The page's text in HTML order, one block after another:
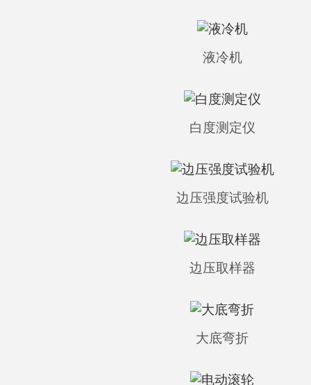
液冷机
白度测定仪
边压强度试验机
边压取样器
大底弯折